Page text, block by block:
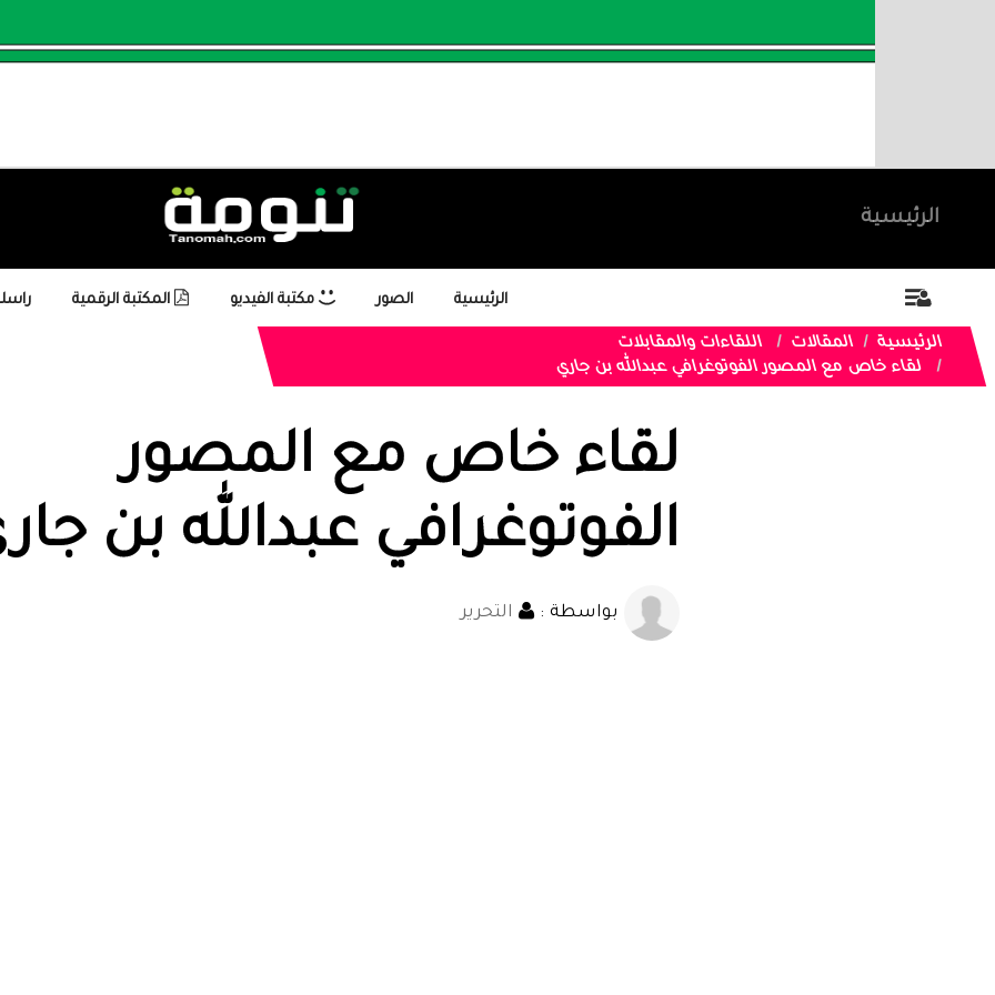
الرئيسية
الرئيسية الصور مكتبة الفيديو المكتبة الرقمية
الرئيسية المقالات
اللقاءات والمقابلات
لقاء خاص مع المصور الفوتوغرافي عبدالله بن جاري
لقاء خاص مع المصور
الفوتوغرافي عبدالله بن
بواسطة : التحرير